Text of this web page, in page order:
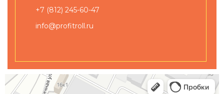
+7 (812) 245-60-47
info@profitroll.ru